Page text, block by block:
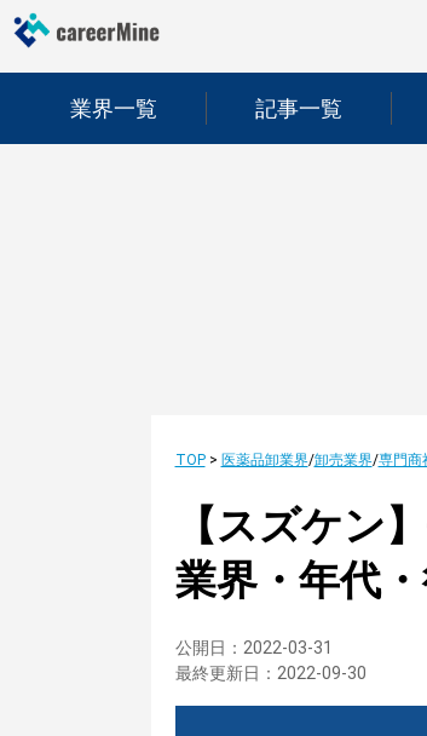
業界一覧 記事一覧
TOP> 医薬品卸業界/卸売業界/専門商
【スズケン
業界・年代
公開日： 2022-03-31
最終更新日： 2022-09-30